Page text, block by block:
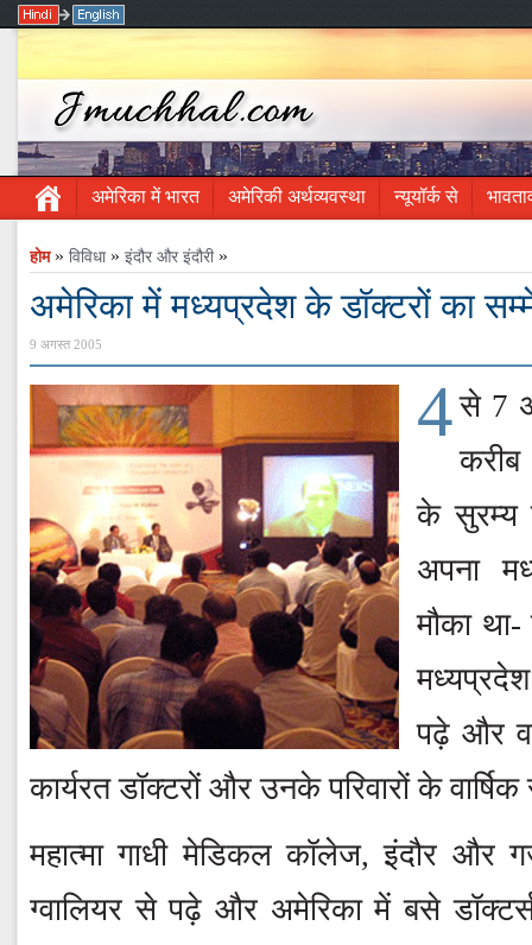
अमेरिका में भारत अमेरिकी अर्थव्यवस्था न्यूयॉर्क से
होम» विविधा» इंदौर और इंदौरी»
अमेरिका में मध्यप्रदेश के डॉक्टरों का
9 अगस्त 2005
4 से 7
करीब
के सुरम्य
अपना
मौका था-
पढ़े और
कार्यरत डॉक्टरों और उनके परिवारों के
महात्मा गाधी मेडिकल कॉलेज, इंदौर और
ग्वालियर से पढ़े और अमेरिका में बसे